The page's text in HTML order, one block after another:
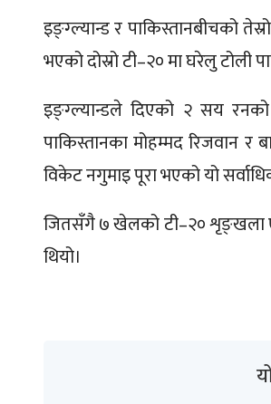
इङ्ग्ल्यान्ड र पाकिस्तानबीचको
भएको दोस्रो टी–२० मा घरेलु टोली
इङ्ग्ल्यान्डले दिएको २ सय
पाकिस्तानका मोहम्मद रिजवान
विकेट नगुमाइ पूरा भएको यो
जितसँगै ७ खेलको टी–२० शृङ्खला
थियो।